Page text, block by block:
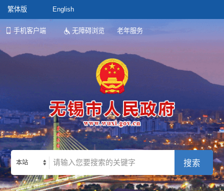
繁体版 English
手机客户端 无障碍浏览 老年服务
本站